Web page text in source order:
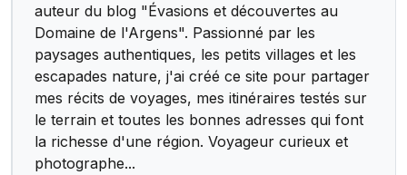
auteur du blog "Évasions et découvertes au
Domaine de l'Argens". Passionné par les
paysages authentiques, les petits villages et les
escapades nature, j'ai créé ce site pour partager
mes récits de voyages, mes itinéraires testés sur
le terrain et toutes les bonnes adresses qui font
la richesse d'une région. Voyageur curieux et
photographe...